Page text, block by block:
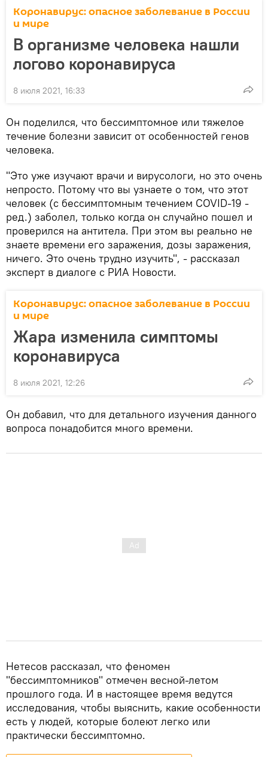
Коронавирус: опасное заболевание в России
и мире
В организме человека нашли
логово коронавируса
8 июля 2021, 16:33
Он поделился, что бессимптомное или тяжелое
течение болезни зависит от особенностей генов
человека.
"Это уже изучают врачи и вирусологи, но это очень
непросто. Потому что вы узнаете о том, что этот
человек (с бессимптомным течением COVID-19 -
ред.) заболел, только когда он случайно пошел и
проверился на антитела. При этом вы реально не
знаете времени его заражения, дозы заражения,
ничего. Это очень трудно изучить", - рассказал
эксперт в диалоге с РИА Новости.
Коронавирус: опасное заболевание в России
и мире
Жара изменила симптомы
коронавируса
8 июля 2021, 12:26
Он добавил, что для детального изучения данного
вопроса понадобится много времени.
Нетесов рассказал, что феномен
"бессимптомников" отмечен весной-летом
прошлого года. И в настоящее время ведутся
исследования, чтобы выяснить, какие особенности
есть у людей, которые болеют легко или
практически бессимптомно.